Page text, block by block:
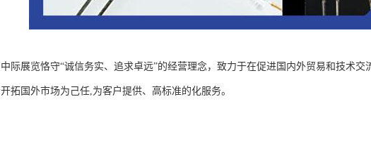
中际展览恪守“诚信务实、追求卓远”的经营理念，致力于在促进国内外贸易和技术
开拓国外市场为己任,为客户提供、高标准的化服务。